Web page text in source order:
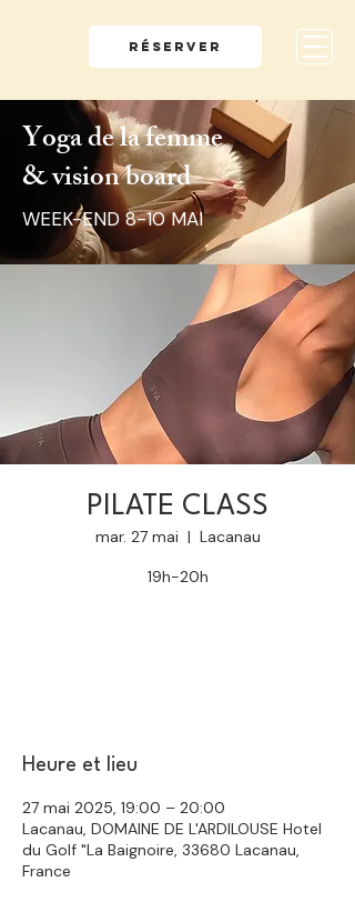
RÉSERVER
Yoga de la femme
& vision board
WEEK-END 8-10 MAI
PILATE CLASS
mar. 27 mai
  |
Lacanau
19h-20h
Heure et lieu
27 mai 2025, 19:00 – 20:00
Lacanau, DOMAINE DE L'ARDILOUSE Hotel
du Golf "La Baignoire, 33680 Lacanau,
France